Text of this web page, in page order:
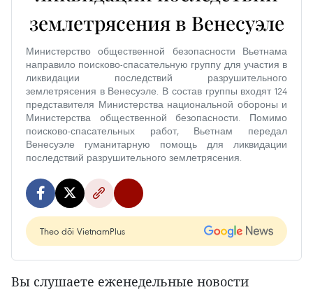
землетрясения в Венесуэле
Министерство общественной безопасности Вьетнама
направило поисково-спасательную группу для участия в
ликвидации последствий разрушительного
землетрясения в Венесуэле. В состав группы входят 124
представителя Министерства национальной обороны и
Министерства общественной безопасности. Помимо
поисково-спасательных работ, Вьетнам передал
Венесуэле гуманитарную помощь для ликвидации
последствий разрушительного землетрясения.
Theo dõi VietnamPlus
Вы слушаете еженедельные новости